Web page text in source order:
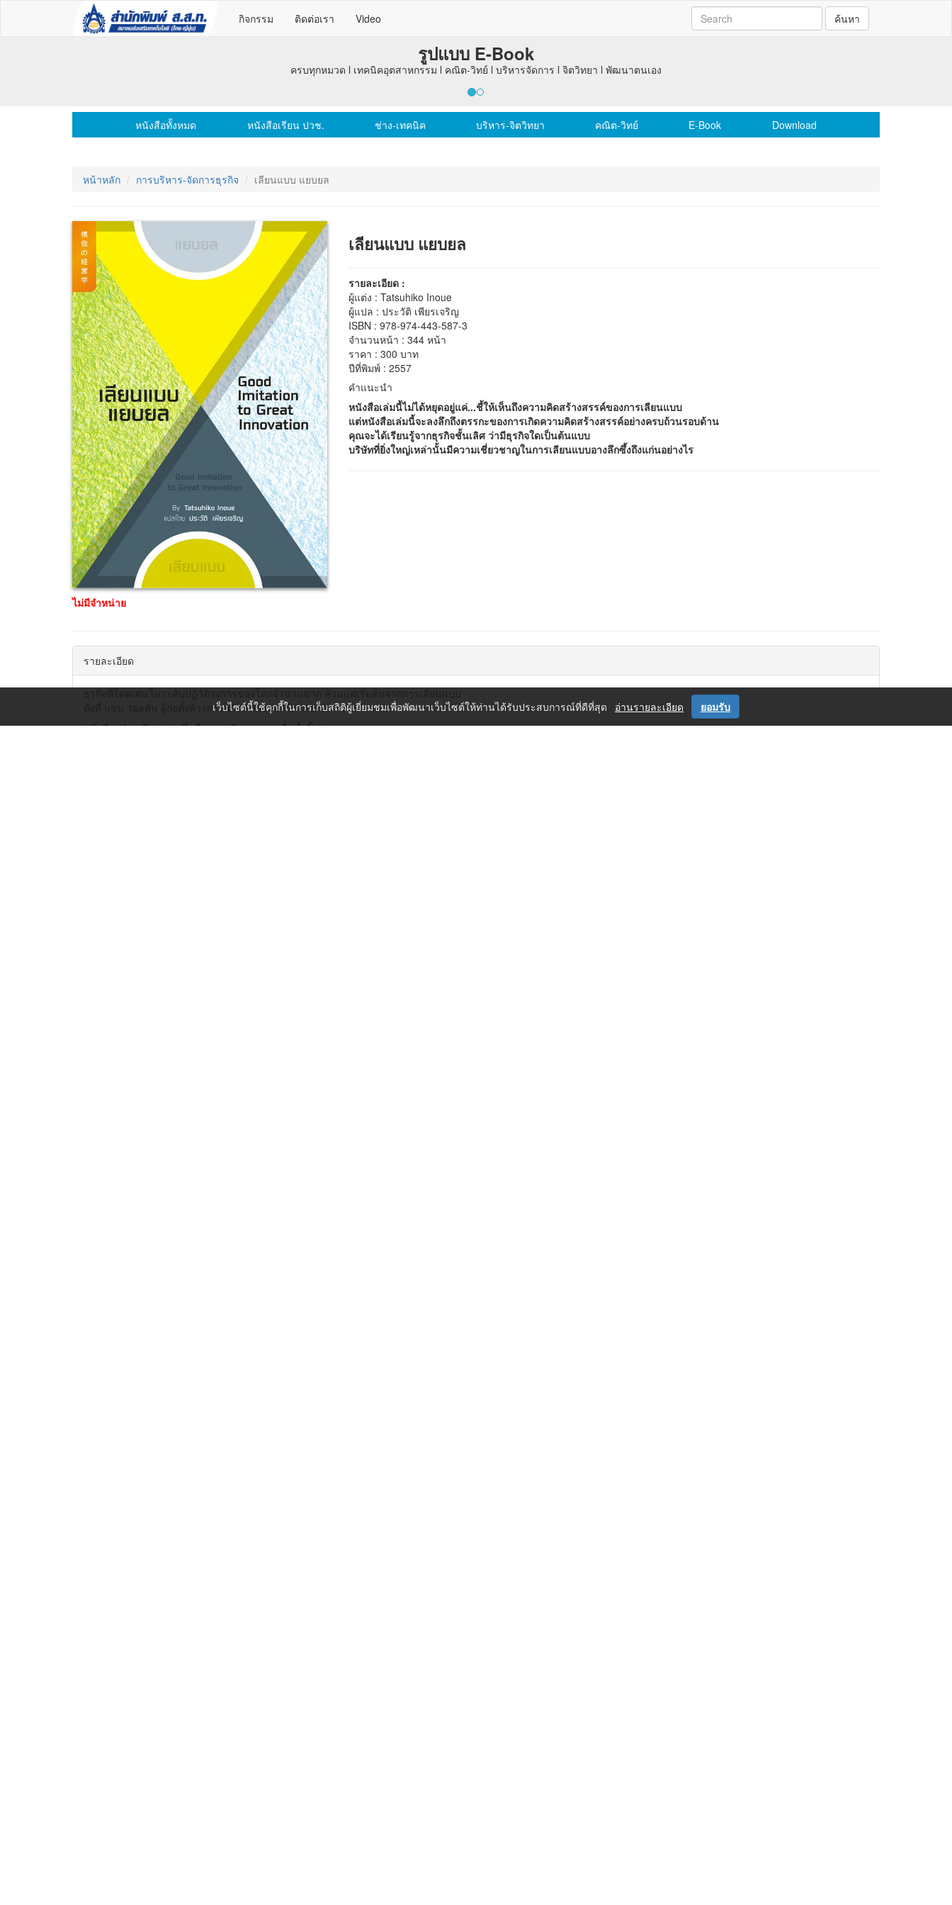
กิจกรรม ติดต่อเรา Video ค้นหา
รูปแบบ E-Book
ครบทุกหมวด l เทคนิคอุตสาหกรรม l คณิต-วิทย์ l บริหารจัดการ l จิตวิทยา l พัฒนาตนเอง
หนังสือทั้งหมด หนังสือเรียน ปวช. ช่าง-เทคนิค บริหาร-จิตวิทยา คณิต-วิทย์ E-Book Download
หน้าหลัก การบริหาร-จัดการธุรกิจ เลียนแบบ แยบยล
เลียนแบบ แยบยล
รายละเอียด :
ผู้แต่ง : Tatsuhiko Inoue
ผู้แปล : ประวัติ เพียรเจริญ
ISBN : 978-974-443-587-3
จำนวนหน้า : 344 หน้า
ราคา : 300 บาท
ปีที่พิมพ์ : 2557
คำแนะนำ
หนังสือเล่มนี้ไม่ได้หยุดอยู่แค่...ชี้ให้เห็นถึงความคิดสร้างสรรค์ของการเลียนแบบ
แต่หนังสือเล่มนี้จะลงลึกถึงตรรกะของการเกิดความคิดสร้างสรรค์อย่างครบถ้วนรอบด้าน
คุณจะได้เรียนรู้จากธุรกิจชั้นเลิศ ว่ามีธุรกิจใดเป็นต้นแบบ
บริษัทที่ยิ่งใหญ่เหล่านั้นมีความเชี่ยวชาญในการเลียนแบบอางลึกซึ้งถึงแก่นอย่างไร
ไม่มีจำหน่าย
รายละเอียด
ดังที่ แซม วอลตัน ผู้ก่อตั้งห้างสรรพสินค้าวอลมาร์ต เคยกล่าวว่า
“สิ่งที่ผมทำลงไป กว่าครึ่งเป็นการเลียนแบบคนอื่นทั้งสิ้น”
เว็บไซต์นี้ใช้คุกกี้ในการเก็บสถิติผู้เยี่ยมชมเพื่อพัฒนาเว็บไซต์ให้ท่านได้รับประสบการณ์ที่ดีที่สุด อ่านรายละเอียด ยอมรับ